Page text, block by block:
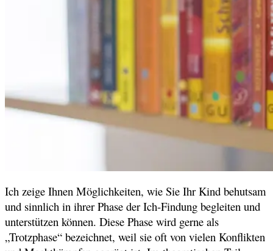
Ich zeige Ihnen Möglichkeiten, wie Sie Ihr Kind behutsam
und sinnlich in ihrer Phase der Ich-Findung begleiten und
unterstützen können. Diese Phase wird gerne als
„Trotzphase“ bezeichnet, weil sie oft von vielen Konflikten